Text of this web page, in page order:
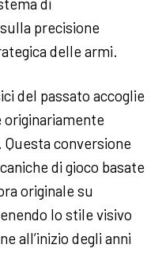
di
precisione
delle armi.
del passato accoglie
conversione
di gioco basate
originale su
lo stile visivo
all’inizio degli anni